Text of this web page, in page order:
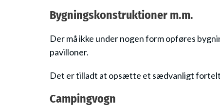
Bygningskonstruktioner m.m.
Der må ikke under nogen form opføres
pavilloner.
Det er tilladt at opsætte et sædvanligt
Campingvogn